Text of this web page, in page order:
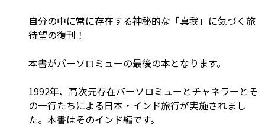
自分の中に常に存在する神秘的な「真我」に気づく旅
待望の復刊！
本書がバーソロミューの最後の本となります。
1992年、高次元存在バーソロミューとチャネラーとそ
の一行たちによる日本・インド旅行が実施されまし
た。本書はそのインド編です。